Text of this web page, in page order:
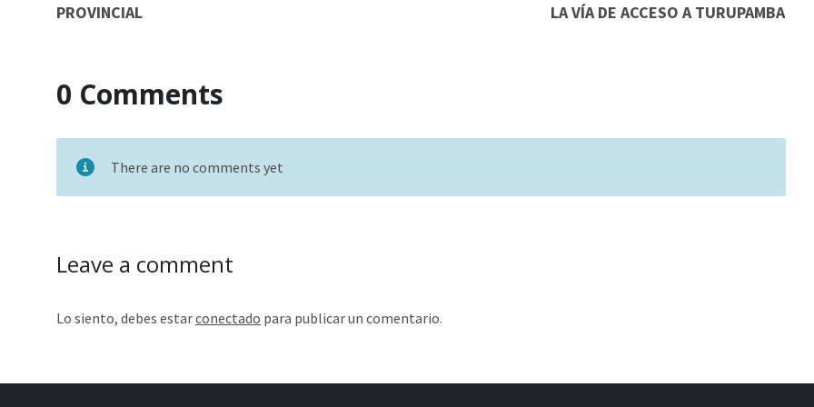
PROVINCIAL
LA VÍA DE ACCESO A TURUPAMBA
0 Comments
There are no comments yet
Leave a comment
Lo siento, debes estarconectado para publicar un comentario.